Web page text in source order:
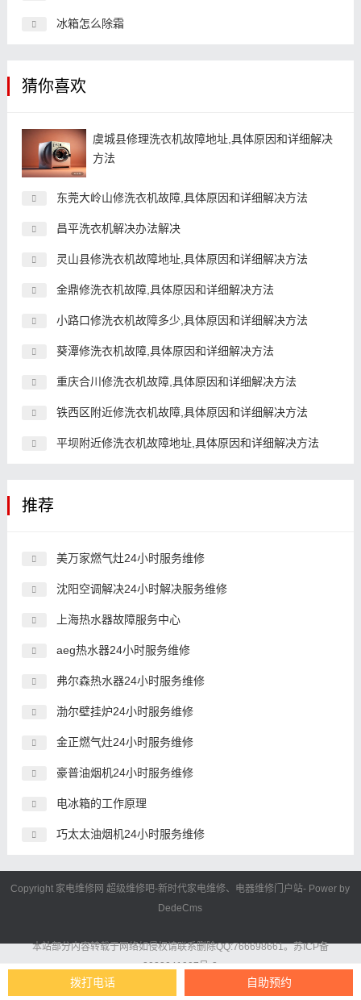
冰箱怎么除霜
猜你喜欢
虞城县修理洗衣机故障地址,具体原因和详细解决
方法
东莞大岭山修洗衣机故障,具体原因和详细解决方法
昌平洗衣机解决办法解决
灵山县修洗衣机故障地址,具体原因和详细解决方法
金鼎修洗衣机故障,具体原因和详细解决方法
小路口修洗衣机故障多少,具体原因和详细解决方法
葵潭修洗衣机故障,具体原因和详细解决方法
重庆合川修洗衣机故障,具体原因和详细解决方法
铁西区附近修洗衣机故障,具体原因和详细解决方法
平坝附近修洗衣机故障地址,具体原因和详细解决方法
推荐
美万家燃气灶24小时服务维修
沈阳空调解决24小时解决服务维修
上海热水器故障服务中心
aeg热水器24小时服务维修
弗尔森热水器24小时服务维修
渤尔壁挂炉24小时服务维修
金正燃气灶24小时服务维修
豪普油烟机24小时服务维修
电冰箱的工作原理
巧太太油烟机24小时服务维修
Copyright 家电维修网超级维修吧-新时代家电维修、电器维修门户站- Power by
DedeCms
本站部分内容转载于网络如侵权请联系删除QQ:766698661。苏ICP备
2023041997号-3
特别说明：本站所有400电话均属于第三方维修电话，非品牌官方/官方授权维修
拨打电话 自助预约